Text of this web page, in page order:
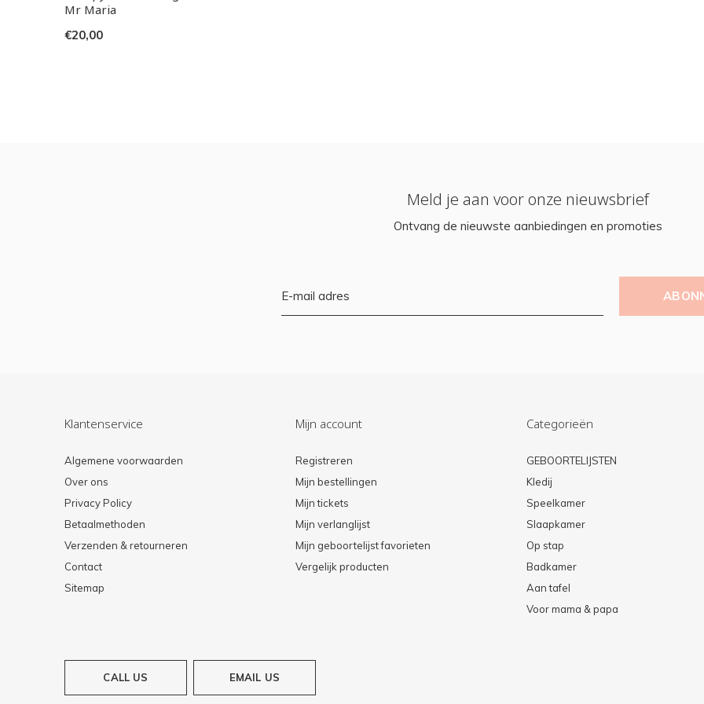
Mr Maria
€20,00
Meld je aan voor onze nieuwsbrief
Ontvang de nieuwste aanbiedingen en promoties
Klantenservice
Algemene voorwaarden
Over ons
Privacy Policy
Betaalmethoden
Verzenden & retourneren
Contact
Sitemap
Mijn account
Registreren
Mijn bestellingen
Mijn tickets
Mijn verlanglijst
Mijn geboortelijst favorieten
Vergelijk producten
Categorieën
GEBOORTELIJSTEN
Kledij
Speelkamer
Slaapkamer
Op stap
Badkamer
Aan tafel
Voor mama & papa
CALL US EMAIL US